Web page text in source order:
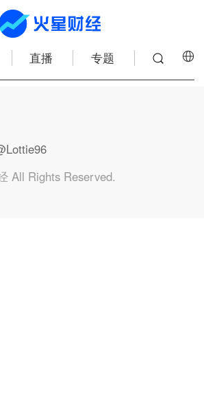
直播 专题
All Rights Reserved.